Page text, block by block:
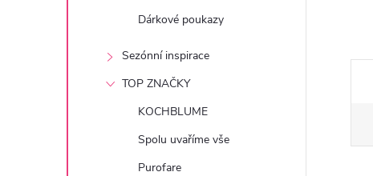
Dárkové poukazy
Sezónní inspirace
TOP ZNAČKY
KOCHBLUME
Spolu uvaříme vše
Purofare